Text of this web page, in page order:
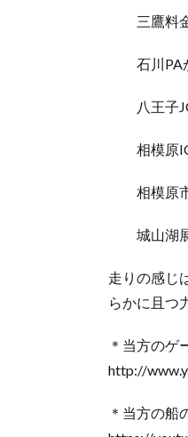
三鷹料
石川PA
八王子
相模原IC
相模原市
城山湖展
走りの感じ
らかに且つ
＊当方のゲ
http://
＊当方の船